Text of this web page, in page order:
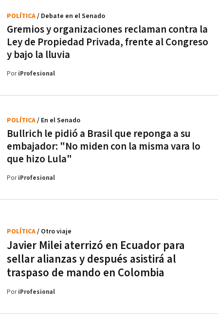
Gremios y organizaciones reclaman contra la
Ley de Propiedad Privada, frente al Congreso
y bajo la lluvia
POLÍTICA/ Debate en el Senado
PoriProfesional
Bullrich le pidió a Brasil que reponga a su
embajador: "No miden con la misma vara lo
que hizo Lula"
POLÍTICA/ En el Senado
PoriProfesional
Javier Milei aterrizó en Ecuador para
sellar alianzas y después asistirá al
traspaso de mando en Colombia
POLÍTICA/ Otro viaje
PoriProfesional